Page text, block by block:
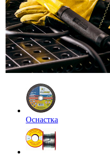
Оснастка